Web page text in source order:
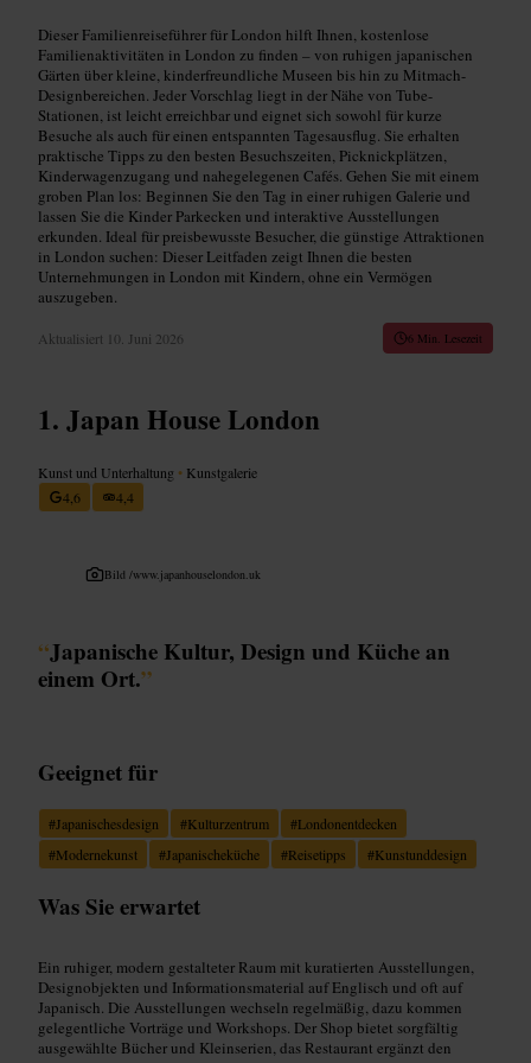
Dieser Familienreiseführer für London hilft Ihnen, kostenlose
Familienaktivitäten in London zu finden – von ruhigen japanischen
Gärten über kleine, kinderfreundliche Museen bis hin zu Mitmach-
Designbereichen. Jeder Vorschlag liegt in der Nähe von Tube-
Stationen, ist leicht erreichbar und eignet sich sowohl für kurze
Besuche als auch für einen entspannten Tagesausflug. Sie erhalten
praktische Tipps zu den besten Besuchszeiten, Picknickplätzen,
Kinderwagenzugang und nahegelegenen Cafés. Gehen Sie mit einem
groben Plan los: Beginnen Sie den Tag in einer ruhigen Galerie und
lassen Sie die Kinder Parkecken und interaktive Ausstellungen
erkunden. Ideal für preisbewusste Besucher, die günstige Attraktionen
in London suchen: Dieser Leitfaden zeigt Ihnen die besten
Unternehmungen in London mit Kindern, ohne ein Vermögen
auszugeben.
Aktualisiert 10. Juni 2026 6 Min. Lesezeit
Japan House London
Kunst und Unterhaltung • Kunstgalerie
4,6
4,4
Bild /www.japanhouselondon.uk
“Japanische Kultur, Design und Küche an
einem Ort.”
Geeignet für
#Japanischesdesign #Kulturzentrum #Londonentdecken
#Modernekunst #Japanischeküche #Reisetipps #Kunstunddesign
Was Sie erwartet
Ein ruhiger, modern gestalteter Raum mit kuratierten Ausstellungen,
Designobjekten und Informationsmaterial auf Englisch und oft auf
Japanisch. Die Ausstellungen wechseln regelmäßig, dazu kommen
gelegentliche Vorträge und Workshops. Der Shop bietet sorgfältig
ausgewählte Bücher und Kleinserien, das Restaurant ergänzt den